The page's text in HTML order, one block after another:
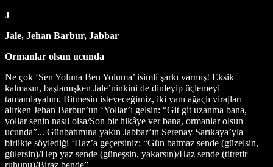
J
Jale, Jehan Barbur, Jabbar
Ormanlar olsun ucunda
Ne çok ‘Sen Yoluna Ben Yoluma’ isimli şarkı varmış! Eksik
kalmasın, başlamışken Jale’ninkini de dinleyip üçlemeyi
tamamlayalım. Bitmesin isteyeceğimiz, iki yanı ağaçlı virajları
alırken Jehan Barbur’un ‘Yollar’ı gelsin: “Git git uzanma bana,
yollar senin nasıl olsa/Son bir hikâye ver bana, ormanlar olsun
ucunda”... Günbatımına yakın Jabbar’ın Serenay Sarıkaya’yla
birlikte söylediği ‘Haz’a geçersiniz: “Gün batmaz sende (güzelsin,
gülersin)/Hep yaz sende (güneşsin, yakarsın)/Haz sende (titretir
ruhunu)/Biraz bende”...